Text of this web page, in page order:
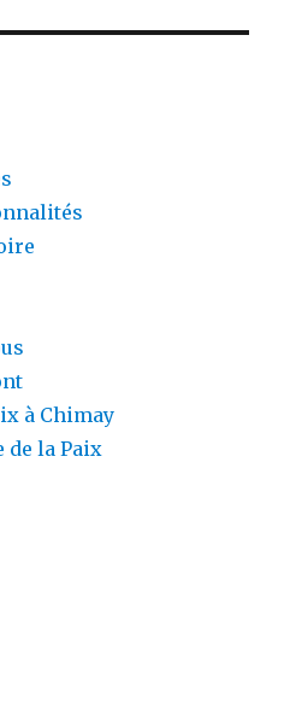
à Chimay
de la Paix